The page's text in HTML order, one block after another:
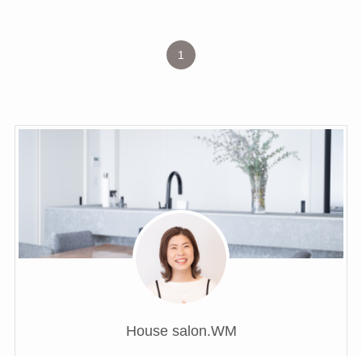
1
House salon.WM